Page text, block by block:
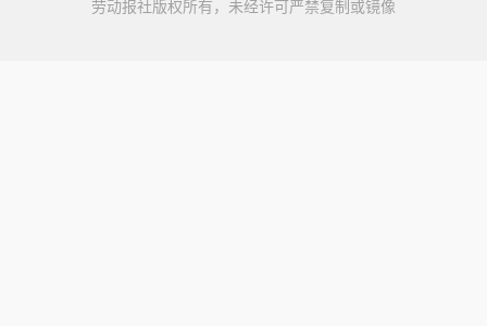
劳动报社版权所有，未经许可严禁复制或镜像